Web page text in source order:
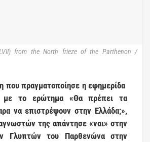
from the North frieze of the Parthenon /
που πραγματοποίησε η εφημερίδα
με το ερώτημα «Θα πρέπει τα
να επιστρέψουν στην Ελλάδα;»,
της απάντησε «ναι» στην
Γλυπτών του Παρθενώνα στην